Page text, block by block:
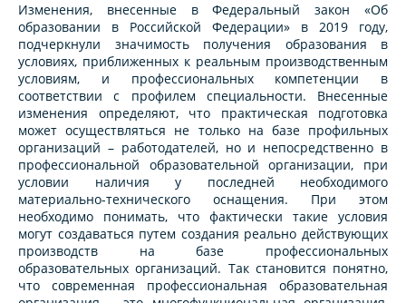
Изменения, внесенные в Федеральный закон «Об
образовании в Российской Федерации» в 2019 году,
подчеркнули значимость получения образования в
условиях, приближенных к реальным производственным
условиям, и профессиональных компетенции в
соответствии с профилем специальности. Внесенные
изменения определяют, что практическая подготовка
может осуществляться не только на базе профильных
организаций – работодателей, но и непосредственно в
профессиональной образовательной организации, при
условии наличия у последней необходимого
материально-технического оснащения. При этом
необходимо понимать, что фактически такие условия
могут создаваться путем создания реально действующих
производств на базе профессиональных
образовательных организаций. Так становится понятно,
что современная профессиональная образовательная